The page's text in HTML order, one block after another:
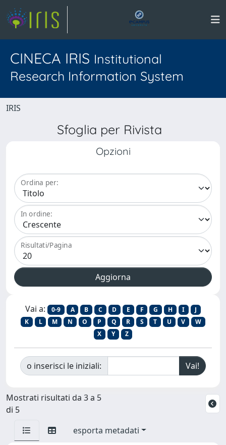
CINECA IRIS Institutional
Research Information System
IRIS
Sfoglia per Rivista
Opzioni
Ordina per:
In ordine:
Risultati/Pagina
Vai a: 0-9 A B C D E F G H I
J
K
L M N O P Q R S T U V
W
X
Y Z
o inserisci le iniziali:
Mostrati risultati da 3 a 5
di 5
esporta metadati